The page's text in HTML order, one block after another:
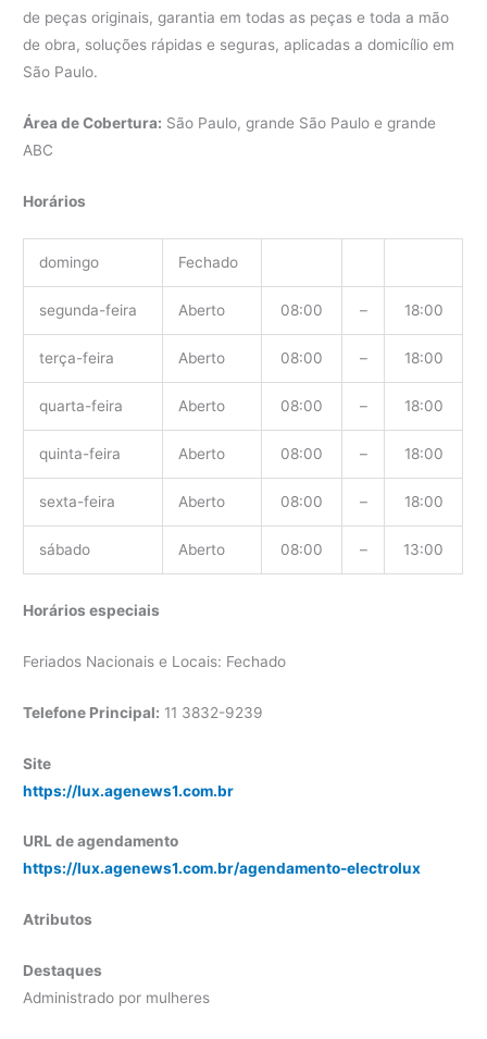
de peças originais, garantia em todas as peças e toda a mão
de obra, soluções rápidas e seguras, aplicadas a domicílio em
São Paulo.
Área de Cobertura: São Paulo, grande São Paulo e grande
ABC
Horários
domingo Fechado
segunda-feira Aberto 08:00 – 18:00
terça-feira Aberto 08:00 – 18:00
quarta-feira Aberto 08:00 – 18:00
quinta-feira Aberto 08:00 – 18:00
sexta-feira Aberto 08:00 – 18:00
sábado Aberto 08:00 – 13:00
Horários especiais
Feriados Nacionais e Locais: Fechado
Telefone Principal: 11 3832-9239
Site
https://lux.agenews1.com.br
URL de agendamento
https://lux.agenews1.com.br/agendamento-electrolux
Atributos
Destaques
Administrado por mulheres